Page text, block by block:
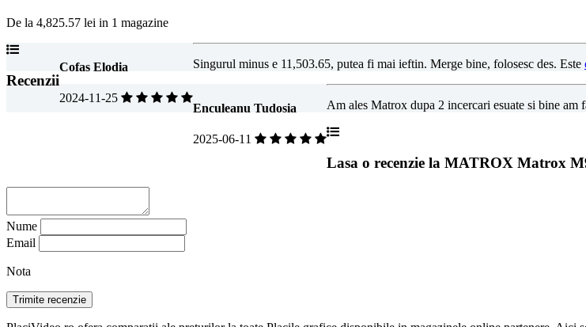
De la 4,825.57 lei in 1 magazine
Recenzii
Cofas Elodia
2024-11-25
Singurul minus e 11,503.65, putea fi mai ieftin. Merge bine, folosesc des. Este
Enculeanu Tudosia
2025-06-11
Am ales Matrox dupa 2 incercari esuate si bine
Lasa o recenzie la MATROX Matrox
Nume
Email
Nota